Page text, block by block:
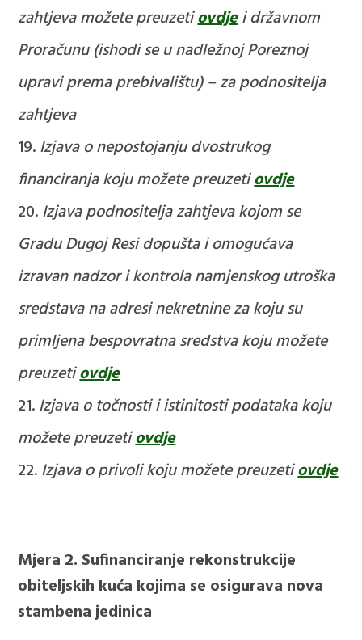
zahtjeva možete preuzetiovdjei državnom
Proračunu (ishodi se u nadležnoj Poreznoj
upravi prema prebivalištu) – za podnositelja
zahtjeva
Izjava o nepostojanju dvostrukog
financiranja koju možete preuzetiovdje
Izjava podnositelja zahtjeva kojom se
Gradu Dugoj Resi dopušta i omogućava
izravan nadzor i kontrola namjenskog utroška
sredstava na adresi nekretnine za koju su
primljena bespovratna sredstva koju možete
preuzetiovdje
Izjava o točnosti i istinitosti podataka koju
možete preuzetiovdje
Izjava o privoli koju možete preuzetiovdje
Mjera 2. Sufinanciranje rekonstrukcije
obiteljskih kuća kojima se osigurava nova
stambena jedinica